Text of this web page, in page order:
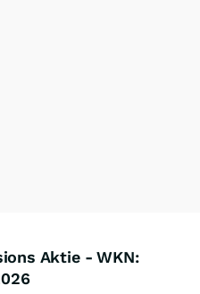
Aktie - WKN: